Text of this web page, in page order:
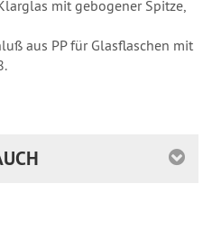
mit gebogener Spitze,
aus PP für Glasflaschen mit